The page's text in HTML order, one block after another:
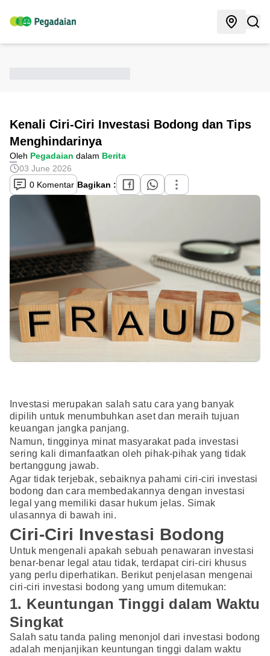
Kenali Ciri-Ciri Investasi Bodong dan Tips
Menghindarinya
Oleh Pegadaian dalam Berita
03 June 2026
0 Komentar Bagikan :
Investasi merupakan salah satu cara yang banyak
dipilih untuk menumbuhkan aset dan meraih tujuan
keuangan jangka panjang.
Namun, tingginya minat masyarakat pada investasi
sering kali dimanfaatkan oleh pihak-pihak yang tidak
bertanggung jawab.
Agar tidak terjebak, sebaiknya pahami ciri-ciri investasi
bodong dan cara membedakannya dengan investasi
legal yang memiliki dasar hukum jelas. Simak
ulasannya di bawah ini.
Ciri-Ciri Investasi Bodong
Untuk mengenali apakah sebuah penawaran investasi
benar-benar legal atau tidak, terdapat ciri-ciri khusus
yang perlu diperhatikan. Berikut penjelasan mengenai
ciri-ciri investasi bodong yang umum ditemukan:
1. Keuntungan Tinggi dalam Waktu
Singkat
Salah satu tanda paling menonjol dari investasi bodong
adalah menjanjikan keuntungan tinggi dalam waktu